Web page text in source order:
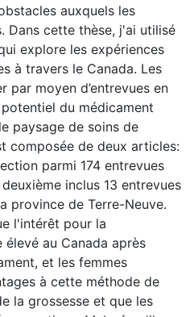
auxquels les
Dans cette thèse, j'ai utilisé
explore les expériences
à travers le Canada. Les
par moyen d’entrevues en
du médicament
paysage de soins de
composée de deux articles:
parmi 174 entrevues
inclus 13 entrevues
province de Terre-Neuve.
l'intérêt pour la
au Canada après
et les femmes
à cette méthode de
la grossesse et que les